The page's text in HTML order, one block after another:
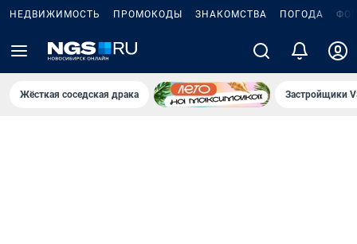
НЕДВИЖИМОСТЬ ПРОМОКОДЫ ЗНАКОМСТВА ПОГОДА
Жёсткая соседская драка Застройщики